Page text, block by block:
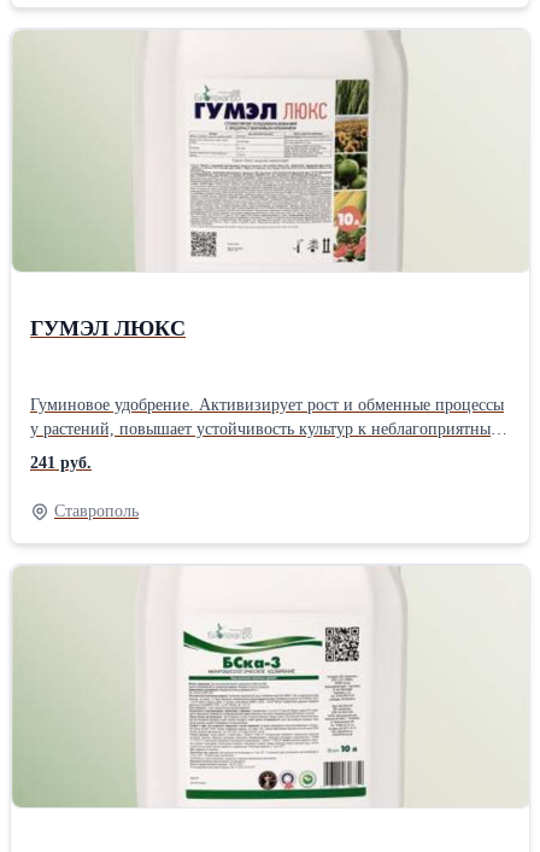
ГУМЭЛ ЛЮКС
Гуминовое удобрение. Активизирует рост и обменные процессы
у растений, повышает устойчивость культур к неблагоприятным
погодным и климатическим условиям. Содержит комплекс
гуминовых и фульвовых кислот в доступной для растений
форме, плодообразователь, а также хелатный комплекс
питательных элементов: N, P, K, Mg, S, Ca, B, Si, Mn, Fe, Cu, Zn,
Mo, Co, Na. Дозировка: 0,8-1 л/га/т Хранение: 5 лет при
241 руб.
Ставрополь